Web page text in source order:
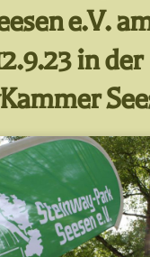
e.V.
in der